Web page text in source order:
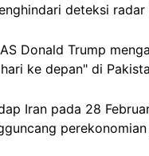
deteksi
Donald Trump
ke depan" di
Iran pada 28